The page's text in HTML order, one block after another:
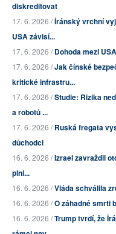
diskreditovat
17. 6. 2026 /Íránský vrchní
USA závisí...
17. 6. 2026 /Dohoda mezi
17. 6. 2026 /Jak čínské
kritické infrastru...
17. 6. 2026 /Studie: Rizika
a robotů ...
17. 6. 2026 /Ruská fregata
důchodci
16. 6. 2026 /Izrael zavraždil
plni...
16. 6. 2026 /Vláda schválila
16. 6. 2026 /O záhadné smrti
16. 6. 2026 /Trump tvrdí, že